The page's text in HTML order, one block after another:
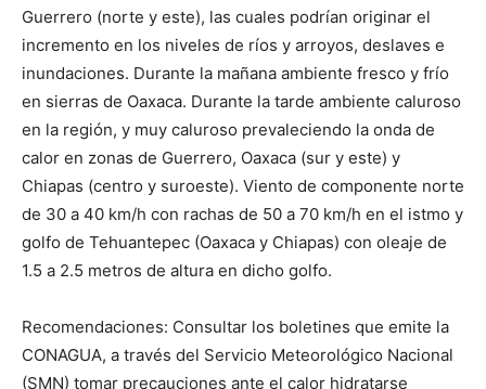
Guerrero (norte y este), las cuales podrían originar el
incremento en los niveles de ríos y arroyos, deslaves e
inundaciones. Durante la mañana ambiente fresco y frío
en sierras de Oaxaca. Durante la tarde ambiente caluroso
en la región, y muy caluroso prevaleciendo la onda de
calor en zonas de Guerrero, Oaxaca (sur y este) y
Chiapas (centro y suroeste). Viento de componente norte
de 30 a 40 km/h con rachas de 50 a 70 km/h en el istmo y
golfo de Tehuantepec (Oaxaca y Chiapas) con oleaje de
1.5 a 2.5 metros de altura en dicho golfo.
Recomendaciones: Consultar los boletines que emite la
CONAGUA, a través del Servicio Meteorológico Nacional
(SMN) tomar precauciones ante el calor hidratarse